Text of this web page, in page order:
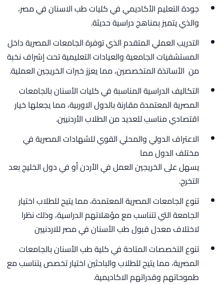
جودة التعليم الأكاديمي في كليات طب الاسنان في مصر،
والذي يتميز بمناهج دراسية حديثة.
التدريب العملي المتقدم الذي توفرة الجامعات المصرية داخل
المستشفيات الجامعية والعيادات التعليمية تحت إشراف نخبة
من الأساتذة المتخصصين، مما يعزز خبرات الخريجين العملية.
التكاليف الدراسية المناسبة في كليات الأسنان بالجامعات
المصرية المعتمدة مقارنة بالدول الاوربية، مما يجعلها خيار
اقتصادي مناسب للعديد من الطلاب الأردنيين.
الاعتراف الدولي والمحلي القوي للشهادات المصرية في
مختلف الدول مما
يسهل على الخريجين العمل في الأردن أو في دول الخليج بعد
التخرج.
تنوع الجامعات المصرية المعتمدة، مما يتيح للطلاب اختيار
الجامعة التي تتناسب مع مؤهلاتهم الدراسية، وذلك نظرا
لاختلاف معدل قبول طب الأسنان في مصر للاردنيين
تنوع التخصصات المتاحة في كلية طب الأسنان بالجامعات
المصرية، مما يتيح للطلاب والباحثين اختيار تخصص يتناسب مع
طموحاتهم وقدراتهم الاكاديمية.